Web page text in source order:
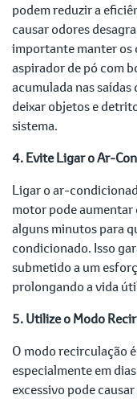
podem reduzir a
causar odores
importante manter os
aspirador de pó com
acumulada nas saídas
deixar objetos e
sistema.
4. Evite Ligar o Ar-
Ligar o ar-
motor pode aumentar
alguns minutos para
condicionado. Isso
submetido a um
prolongando a vida
5. Utilize o Modo
O modo recirculação
especialmente em
excessivo pode